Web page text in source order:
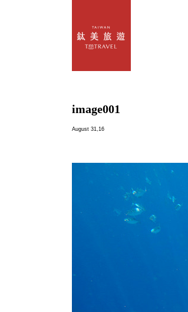
image001
August 31,16